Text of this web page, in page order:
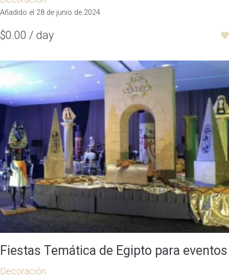
Añadido el 28 de junio de 2024
$0.00 / day
Fiestas Temática de Egipto para eventos
Decoración